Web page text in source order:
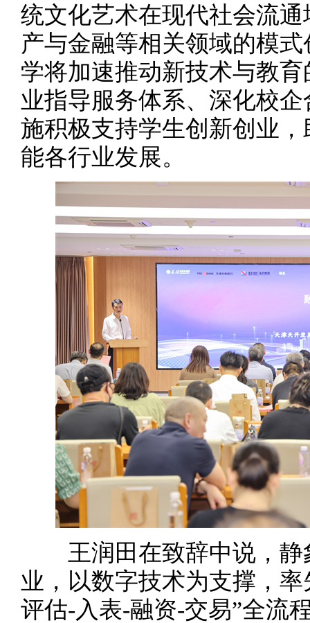
统文化艺术在现代社会流
产与金融等相关领域的模
学将加速推动新技术与教
业指导服务体系、深化校
施积极支持学生创新创业
能各行业发展。
王润田在致辞中说，静
业，以数字技术为支撑，
评估-入表-融资-交易”全流